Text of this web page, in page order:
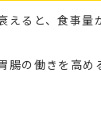
えると、食事
腸の働きを高